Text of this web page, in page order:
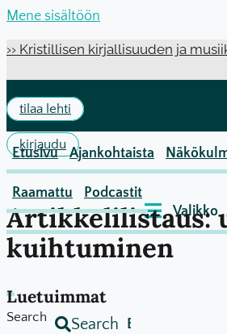
Mene sisältöön
›› Kristillisen kirjallisuuden ja
tilaa lehti
kirjaudu
Etusivu Ajankohtaista
Raamattu Podcastit
Search Search
Artikkelilistaus:
kuihtuminen
Luetuimmat